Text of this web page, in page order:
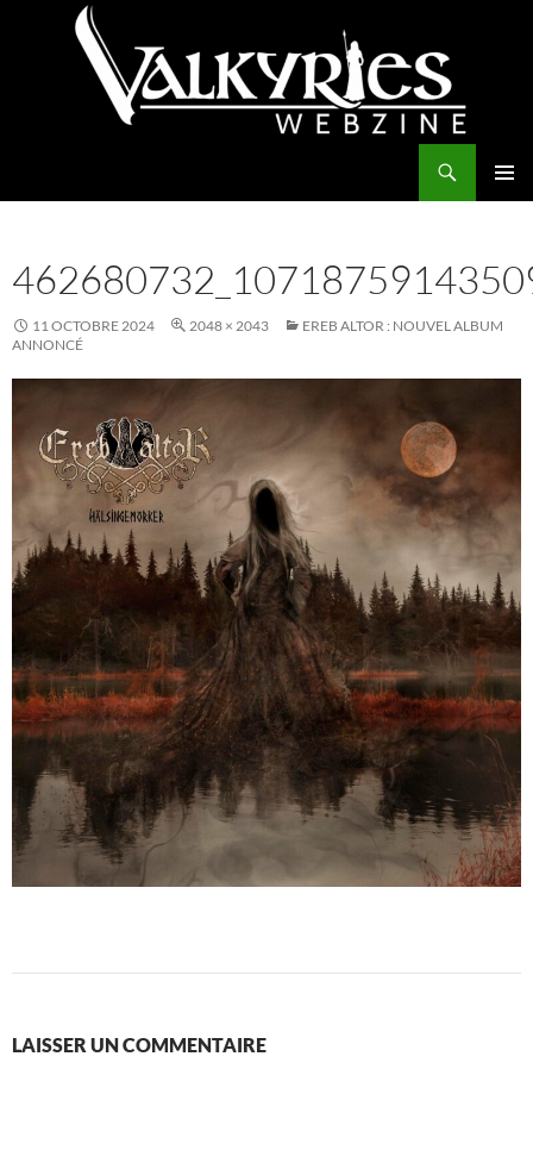
11 OCTOBRE 2024 2048 × 2043
EREB ALTOR : NOUVEL ALBUM
ANNONCÉ
LAISSER UN COMMENTAIRE